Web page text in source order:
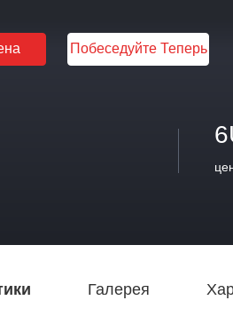
Побеседуйте Теперь
Галерея